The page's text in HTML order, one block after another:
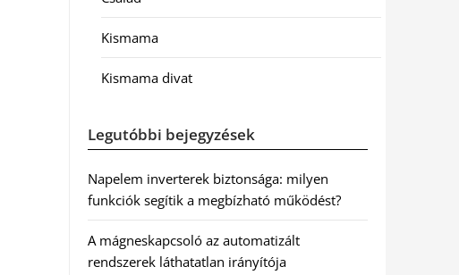
Kismama
Kismama divat
Legutóbbi bejegyzések
Napelem inverterek biztonsága: milyen
funkciók segítik a megbízható működést?
A mágneskapcsoló az automatizált
rendszerek láthatatlan irányítója